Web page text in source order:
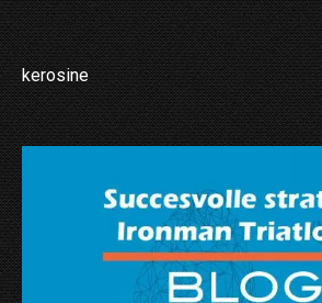
kerosine